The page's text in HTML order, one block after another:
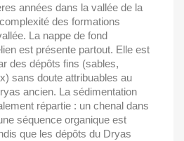
années dans la vallée de la
des formations
La nappe de fond
est présente partout. Elle est
des dépôts fins (sables,
sans doute attribuables au
ancien. La sédimentation
répartie : un chenal dans
séquence organique est
que les dépôts du Dryas